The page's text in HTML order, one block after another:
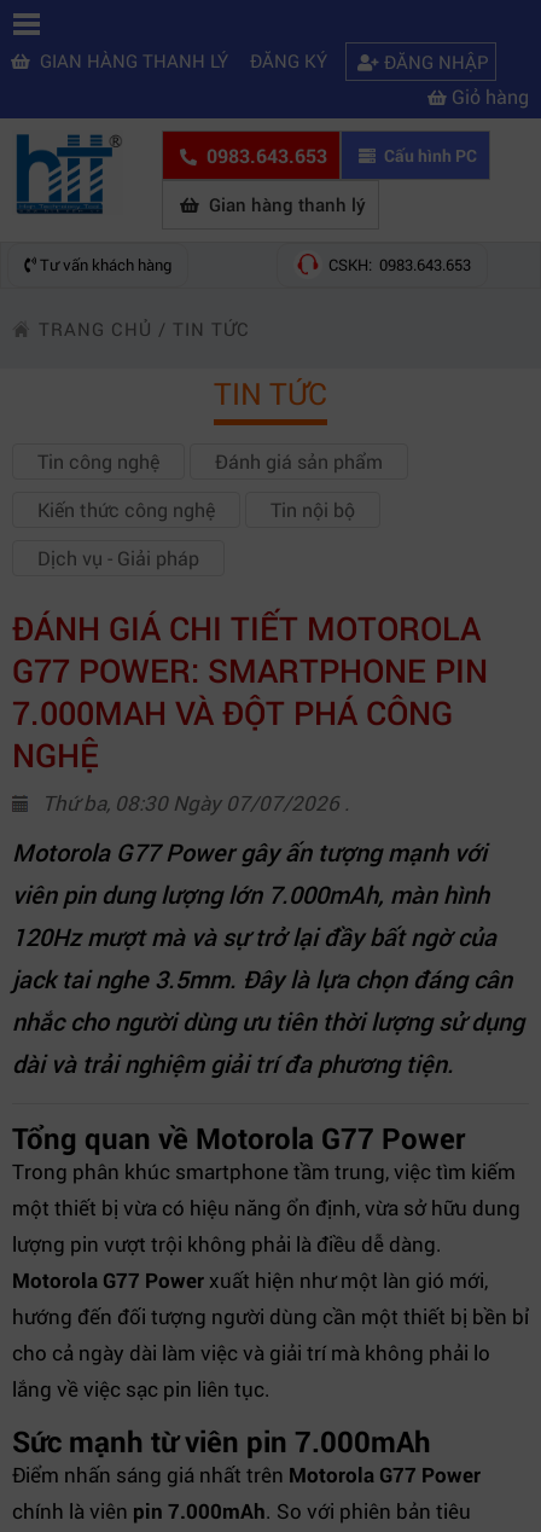
GIAN HÀNG THANH LÝ ĐĂNG KÝ ĐĂNG NHẬP
Giỏ hàng
0983.643.653 Cấu hình PC
Gian hàng thanh lý
Tư vấn khách hàng CSKH: 0983.643.653
TRANG CHỦ / TIN TỨC
TIN TỨC
Tin công nghệ
Đánh giá sản phẩm
Kiến thức công nghệ
Tin nội bộ
Dịch vụ - Giải pháp
ĐÁNH GIÁ CHI TIẾT MOTOROLA
G77 POWER: SMARTPHONE PIN
7.000MAH VÀ ĐỘT PHÁ CÔNG
NGHỆ
Thứ ba, 08:30 Ngày 07/07/2026 .
Motorola G77 Power gây ấn tượng mạnh với
viên pin dung lượng lớn 7.000mAh, màn hình
120Hz mượt mà và sự trở lại đầy bất ngờ của
jack tai nghe 3.5mm. Đây là lựa chọn đáng cân
nhắc cho người dùng ưu tiên thời lượng sử dụng
dài và trải nghiệm giải trí đa phương tiện.
Tổng quan về Motorola G77 Power
Trong phân khúc smartphone tầm trung, việc tìm kiếm
một thiết bị vừa có hiệu năng ổn định, vừa sở hữu dung
lượng pin vượt trội không phải là điều dễ dàng.
Motorola G77 Power xuất hiện như một làn gió mới,
hướng đến đối tượng người dùng cần một thiết bị bền bỉ
cho cả ngày dài làm việc và giải trí mà không phải lo
lắng về việc sạc pin liên tục.
Sức mạnh từ viên pin 7.000mAh
Điểm nhấn sáng giá nhất trên Motorola G77 Power
chính là viên pin 7.000mAh. So với phiên bản tiêu